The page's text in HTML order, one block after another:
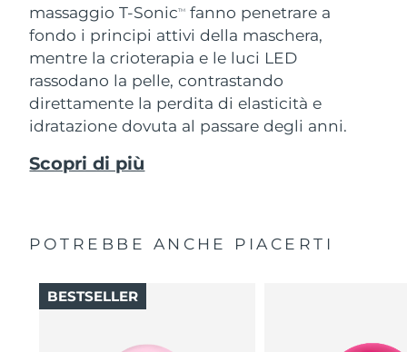
massaggio T-SonicTM
fanno penetrare a
fondo i principi attivi della maschera,
mentre la crioterapia e le luci LED
rassodano la pelle, contrastando
direttamente la perdita di elasticità e
idratazione dovuta al passare degli anni.
Scopri di più
POTREBBE ANCHE PIACERTI
BESTSELLER